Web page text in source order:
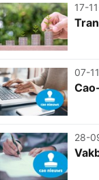
17-
07-
28-